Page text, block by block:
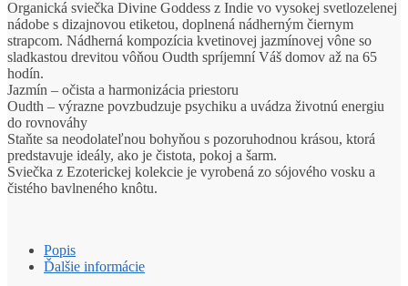
Organická sviečka Divine Goddess z Indie vo vysokej svetlozelenej
nádobe s dizajnovou etiketou, doplnená nádherným čiernym
strapcom. Nádherná kompozícia kvetinovej jazmínovej vône so
sladkastou drevitou vôňou Oudth spríjemní Váš domov až na 65
hodín.
Jazmín – očista a harmonizácia priestoru
Oudth – výrazne povzbudzuje psychiku a uvádza životnú energiu
do rovnováhy
Staňte sa neodolateľnou bohyňou s pozoruhodnou krásou, ktorá
predstavuje ideály, ako je čistota, pokoj a šarm.
Sviečka z Ezoterickej kolekcie je vyrobená zo sójového vosku a
čistého bavlneného knôtu.
Popis
Ďalšie informácie